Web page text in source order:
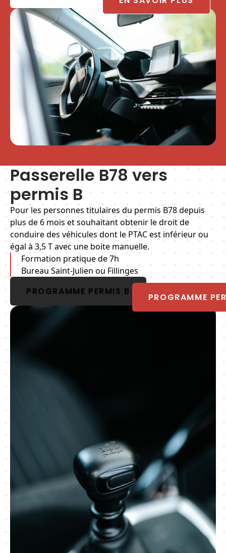
Passerelle B78 vers
permis B
Pour les personnes titulaires du permis B78 depuis
plus de 6 mois et souhaitant obtenir le droit de
conduire des véhicules dont le PTAC est inférieur ou
égal à 3,5 T avec une boite manuelle.
Formation pratique de 7h
Bureau Saint-Julien ou Fillinges
PROGRAMME PERMIS B